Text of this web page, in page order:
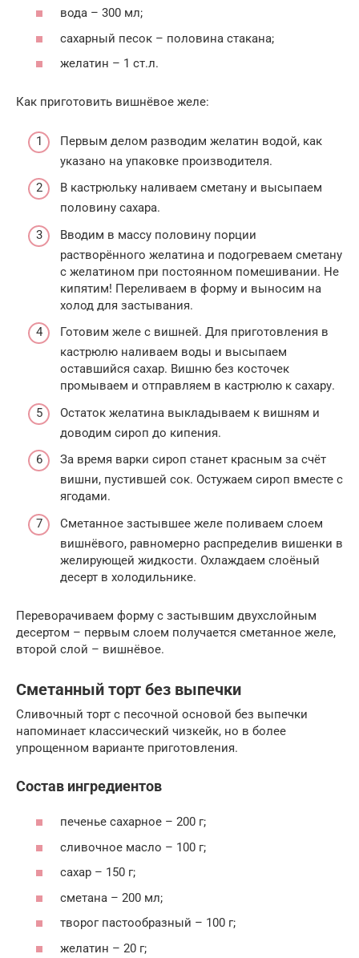
вода – 300 мл;
сахарный песок – половина стакана;
желатин – 1 ст.л.
Как приготовить вишнёвое желе:
Первым делом разводим желатин водой, как
указано на упаковке производителя.
В кастрюльку наливаем сметану и высыпаем
половину сахара.
Вводим в массу половину порции
растворённого желатина и подогреваем сметану
с желатином при постоянном помешивании. Не
кипятим! Переливаем в форму и выносим на
холод для застывания.
Готовим желе с вишней. Для приготовления в
кастрюлю наливаем воды и высыпаем
оставшийся сахар. Вишню без косточек
промываем и отправляем в кастрюлю к сахару.
Остаток желатина выкладываем к вишням и
доводим сироп до кипения.
За время варки сироп станет красным за счёт
вишни, пустившей сок. Остужаем сироп вместе с
ягодами.
Сметанное застывшее желе поливаем слоем
вишнёвого, равномерно распределив вишенки в
желирующей жидкости. Охлаждаем слоёный
десерт в холодильнике.
Переворачиваем форму с застывшим двухслойным
десертом – первым слоем получается сметанное желе,
второй слой – вишнёвое.
Сметанный торт без выпечки
Сливочный торт с песочной основой без выпечки
напоминает классический чизкейк, но в более
упрощенном варианте приготовления.
Состав ингредиентов
печенье сахарное – 200 г;
сливочное масло – 100 г;
сахар – 150 г;
сметана – 200 мл;
творог пастообразный – 100 г;
желатин – 20 г;